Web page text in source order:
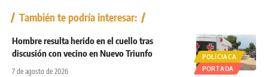
También te podría interesar:
POLICIACA
PORTADA
Hombre resulta herido en el cuello tras
discusión con vecino en Nuevo Triunfo
7 de agosto de 2026